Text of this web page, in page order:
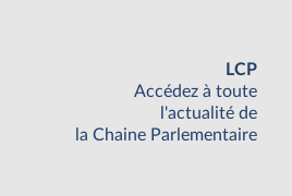
LCP
Accédez à toute
l'actualité de
la Chaine Parlementaire